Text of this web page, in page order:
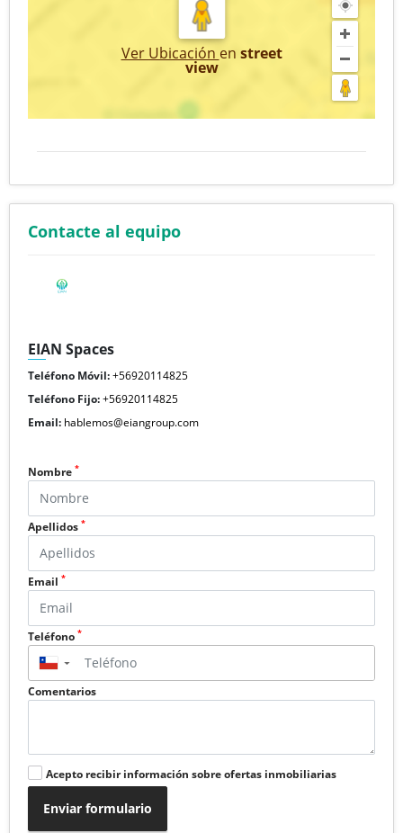
Ver Ubicación en street
view
Contacte al equipo
EIAN Spaces
Teléfono Móvil:+56920114825
Teléfono Fijo:+56920114825
Email: hablemos@eiangroup.com
Nombre *
Apellidos *
Email *
Teléfono *
▼
Comentarios
Acepto recibir información sobre ofertas inmobiliarias
Enviar formulario